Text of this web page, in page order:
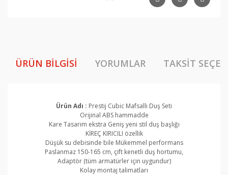
ÜRÜN BILGISI YORUMLAR TAKSIT
Ürün Adı : Prestij Cubic Mafsallı Duş Seti
Orijinal ABS hammadde
Kare Tasarım ekstra Geniş yeni stil duş başlığı
KİREÇ KIRICILI özellik
Düşük su debisinde bile Mükemmel performans
Paslanmaz 150-165 cm, çift kenetli duş hortumu,
Adaptör (tüm armatürler için uygundur)
Kolay montaj talimatları